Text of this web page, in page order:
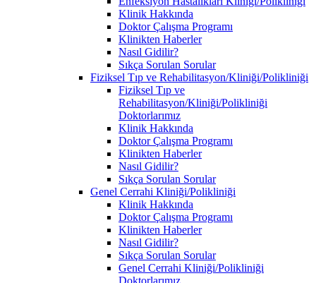
Klinik Hakkında
Doktor Çalışma Programı
Klinikten Haberler
Nasıl Gidilir?
Sıkça Sorulan Sorular
Fiziksel Tıp ve Rehabilitasyon/Kliniği/Polikliniği
Fiziksel Tıp ve
Rehabilitasyon/Kliniği/Polikliniği
Doktorlarımız
Klinik Hakkında
Doktor Çalışma Programı
Klinikten Haberler
Nasıl Gidilir?
Sıkça Sorulan Sorular
Genel Cerrahi Kliniği/Polikliniği
Klinik Hakkında
Doktor Çalışma Programı
Klinikten Haberler
Nasıl Gidilir?
Sıkça Sorulan Sorular
Genel Cerrahi Kliniği/Polikliniği
Doktorlarımız